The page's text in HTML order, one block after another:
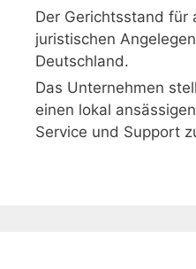
Der Gerichtsstand für
juristischen
Deutschland.
Das Unternehmen
einen lokal
Service und Support